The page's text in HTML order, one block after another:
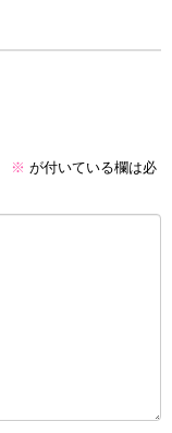
※ が付いている欄は必